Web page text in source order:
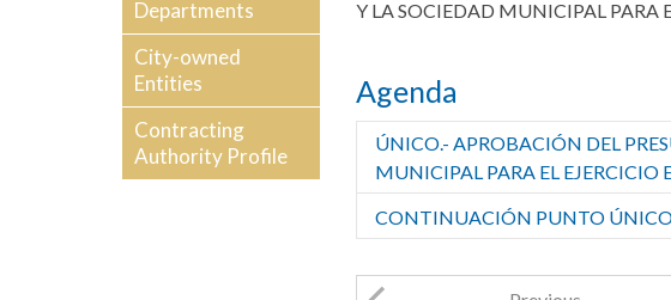
Departments
City-owned
Entities
Contracting
Authority Profile
Y LA SOCIEDAD MUNICIPAL PARA
Agenda
ÚNICO.- APROBACIÓN DEL
MUNICIPAL PARA EL EJERCICIO
CONTINUACIÓN PUNTO